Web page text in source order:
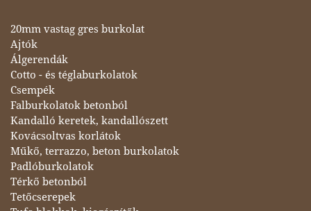
20mm vastag gres burkolat
Ajtók
Álgerendák
Cotto - és téglaburkolatok
Csempék
Falburkolatok betonból
Kandalló keretek, kandallószett
Kovácsoltvas korlátok
Műkő, terrazzo, beton burkolatok
Padlóburkolatok
Térkő betonból
Tetőcserepek